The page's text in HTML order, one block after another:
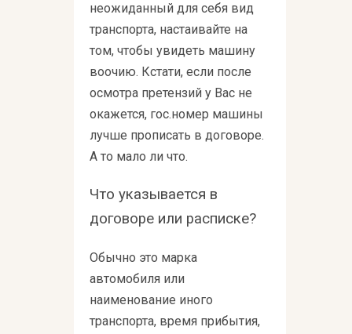
неожиданный для себя вид
транспорта, настаивайте на
том, чтобы увидеть машину
воочию. Кстати, если после
осмотра претензий у Вас не
окажется, гос.номер машины
лучше прописать в договоре.
А то мало ли что.
Что указывается в
договоре или расписке?
Обычно это марка
автомобиля или
наименование иного
транспорта, время прибытия,